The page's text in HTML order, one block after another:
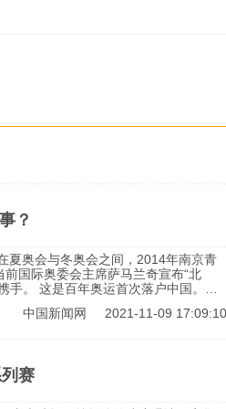
？
夏奥会与冬奥会之间，2014年南京青
国。随
中国新闻网 2021-11-09 17:09:10
赛